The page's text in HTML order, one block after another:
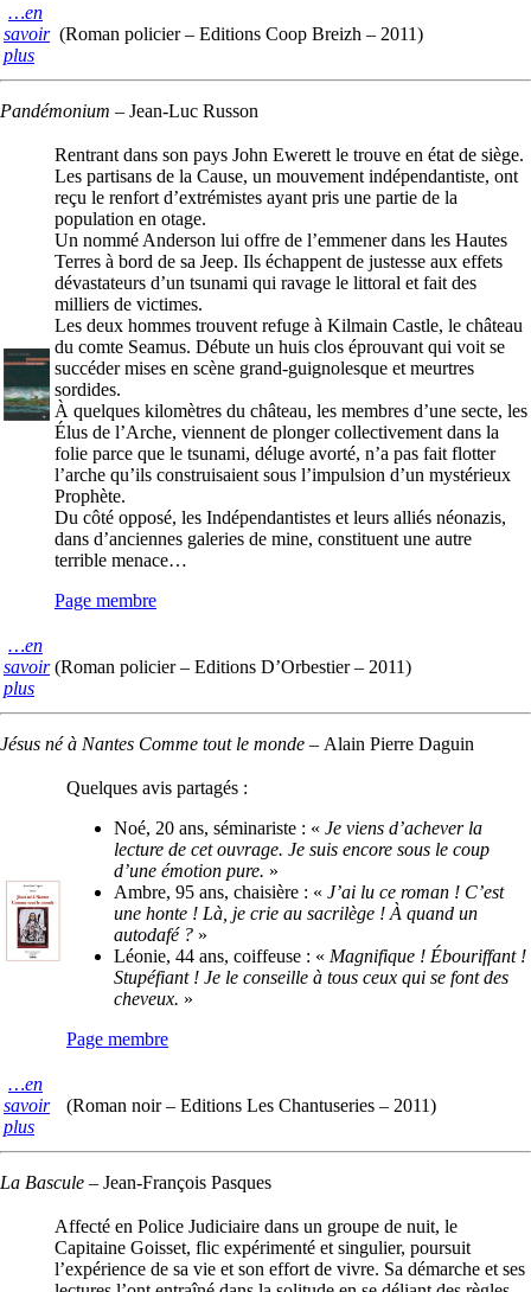
…en
savoir
plus
(Roman policier – Editions Coop Breizh – 2011)
Pandémonium – Jean-Luc Russon
Rentrant dans son pays John Ewerett le trouve en état de siège.
Les partisans de la Cause, un mouvement indépendantiste, ont
reçu le renfort d’extrémistes ayant pris une partie de la
population en otage.
Un nommé Anderson lui offre de l’emmener dans les Hautes
Terres à bord de sa Jeep. Ils échappent de justesse aux effets
dévastateurs d’un tsunami qui ravage le littoral et fait des
milliers de victimes.
Les deux hommes trouvent refuge à Kilmain Castle, le château
du comte Seamus. Débute un huis clos éprouvant qui voit se
succéder mises en scène grand-guignolesque et meurtres
sordides.
À quelques kilomètres du château, les membres d’une secte, les
Élus de l’Arche, viennent de plonger collectivement dans la
folie parce que le tsunami, déluge avorté, n’a pas fait flotter
l’arche qu’ils construisaient sous l’impulsion d’un mystérieux
Prophète.
Du côté opposé, les Indépendantistes et leurs alliés néonazis,
dans d’anciennes galeries de mine, constituent une autre
terrible menace…
Page membre
…en
savoir
plus
(Roman policier – Editions D’Orbestier – 2011)
Jésus né à Nantes Comme tout le monde – Alain Pierre Daguin
Quelques avis partagés :
Noé, 20 ans, séminariste : « Je viens d’achever la
lecture de cet ouvrage. Je suis encore sous le coup
d’une émotion pure. »
Ambre, 95 ans, chaisière : « J’ai lu ce roman ! C’est
une honte ! Là, je crie au sacrilège ! À quand un
autodafé ? »
Léonie, 44 ans, coiffeuse : « Magnifique ! Ébouriffant !
Stupéfiant ! Je le conseille à tous ceux qui se font des
cheveux. »
Page membre
…en
savoir
plus
(Roman noir – Editions Les Chantuseries – 2011)
La Bascule – Jean-François Pasques
Affecté en Police Judiciaire dans un groupe de nuit, le
Capitaine Goisset, flic expérimenté et singulier, poursuit
l’expérience de sa vie et son effort de vivre. Sa démarche et ses